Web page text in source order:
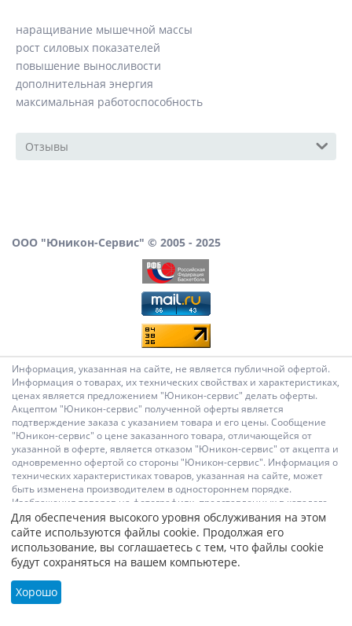
наращивание мышечной массы
рост силовых показателей
повышение выносливости
дополнительная энергия
максимальная работоспособность
Отзывы
ООО "Юникон-Сервис" © 2005 - 2025
Информация, указанная на сайте, не является публичной офертой.
Информация о товарах, их технических свойствах и характеристиках,
ценах является предложением "Юникон-сервис" делать оферты.
Акцептом "Юникон-сервис" полученной оферты является
подтверждение заказа с указанием товара и его цены. Сообщение
"Юникон-сервис" о цене заказанного товара, отличающейся от
указанной в оферте, является отказом "Юникон-сервис" от акцепта и
одновременно офертой со стороны "Юникон-сервис". Информация о
технических характеристиках товаров, указанная на сайте, может
быть изменена производителем в одностороннем порядке.
Изображения товаров на фотографиях, представленных в каталоге
на сайте, могут отличаться от оригиналов. Информация о цене
товара, указанная в каталоге на сайте, может отличаться от
фактической к моменту оформления заказа на соответствующий
товар. Подтверждением цены заказанного товара является
сообщение "Юникон-сервис" о цене такого товара. Администрация
Сайта не несет ответственности за содержание сообщений и других
материалов на сайте, их возможное несоответствие действующему
Для обеспечения высокого уровня обслуживания на этом
сайте используются файлы cookie. Продолжая его
использование, вы соглашаетесь с тем, что файлы cookie
будут сохраняться на вашем компьютере.
Хорошо